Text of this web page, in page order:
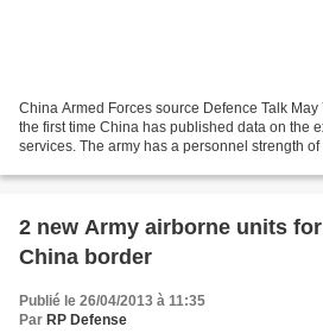
China Armed Forces source Defence Talk
the first time China has published data on the
services. The army has a personnel strength
2 new Army airborne units
China border
Publié le 26/04/2013 à 11:35
Par RP Defense